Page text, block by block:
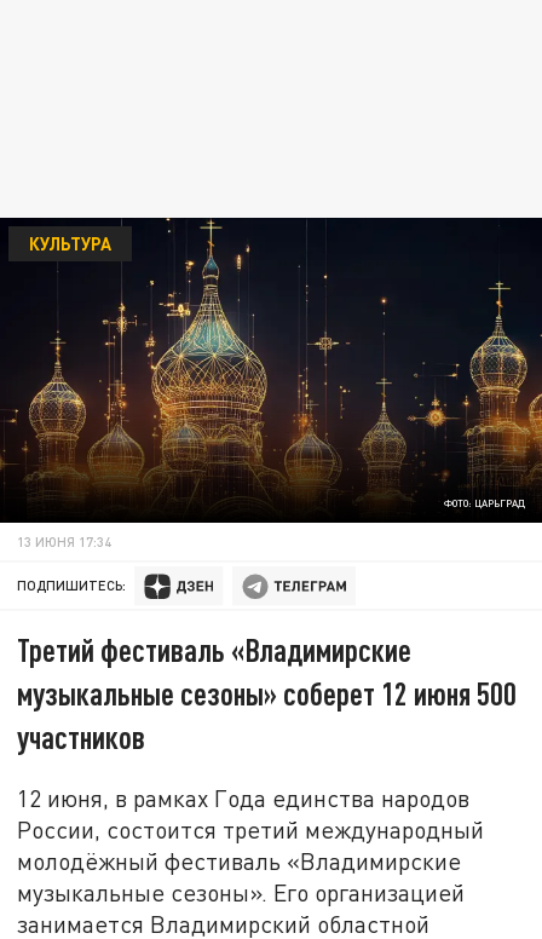
ФОТО: ЦАРЬГРАД
КУЛЬТУРА
13 ИЮНЯ 17:34
ПОДПИШИТЕСЬ:
Третий фестиваль «Владимирские
музыкальные сезоны» соберет 12 июня 500
участников
12 июня, в рамках Года единства народов
России, состоится третий международный
молодёжный фестиваль «Владимирские
музыкальные сезоны». Его организацией
занимается Владимирский областной